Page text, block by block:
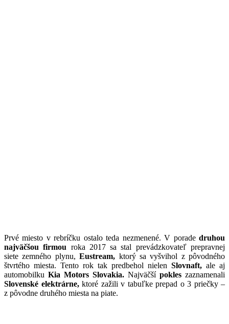
Prvé miesto v rebríčku ostalo teda nezmenené. V porade druhou
najväčšou firmou roka 2017 sa stal prevádzkovateľ prepravnej
siete zemného plynu,Eustream, ktorý sa vyšvihol z pôvodného
štvrtého miesta. Tento rok tak predbehol nielen Slovnaft, ale aj
automobilku Kia Motors Slovakia. Najväčší pokles zaznamenali
Slovenské elektrárne,ktoré zažili v tabuľke prepad o 3 priečky –
z pôvodne druhého miesta na piate.